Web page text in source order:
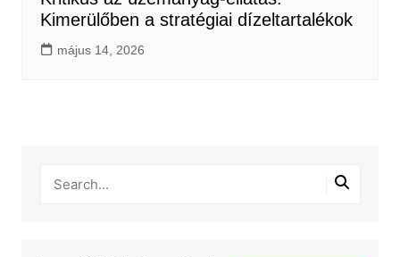
Kimerülőben a stratégiai dízeltartalékok
május 14, 2026